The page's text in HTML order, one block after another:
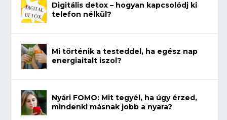
Digitális detox – hogyan kapcsolódj ki
telefon nélkül?
Mi történik a testeddel, ha egész nap
energiaitalt iszol?
Nyári FOMO: Mit tegyél, ha úgy érzed,
mindenki másnak jobb a nyara?